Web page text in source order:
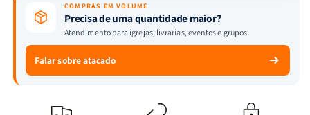
COMPRAS EM VOLUME
Precisa de uma quantidade maior?
Atendimento para igrejas, livrarias, eventos e grupos.
Falar sobre atacado